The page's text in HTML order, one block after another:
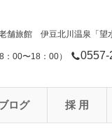
舗旅館 伊豆北川温泉「望
00〜18：00） 0557-
ログ 採 用